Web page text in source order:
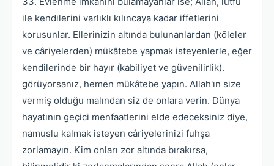
ile kendilerini varlıklı kılıncaya kadar iffetlerini
korusunlar. Ellerinizin altında bulunanlardan (köleler
ve câriyelerden) mükâtebe yapmak isteyenlerle, eğer
kendilerinde bir hayır (kabiliyet ve güvenilirlik).
görüyorsanız, hemen mükâtebe yapın. Allah'ın size
vermiş olduğu malından siz de onlara verin. Dünya
hayatının geçici menfaatlerini elde edeceksiniz diye,
namuslu kalmak isteyen câriyelerinizi fuhşa
zorlamayın. Kim onları zor altında bırakırsa,